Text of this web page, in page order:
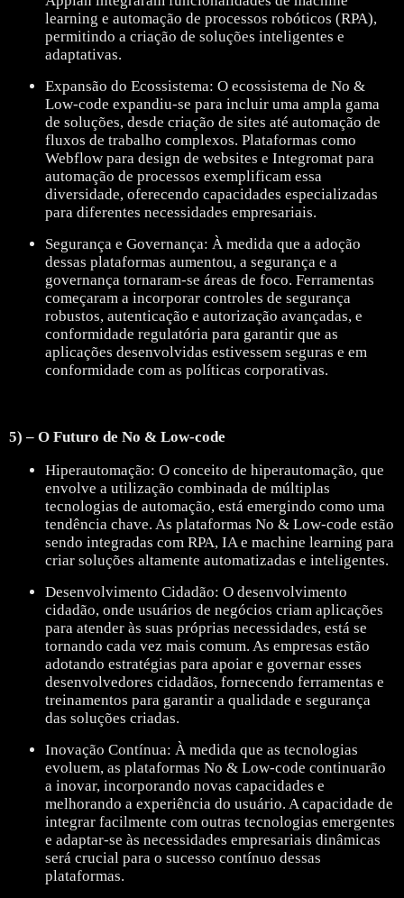
learning e automação de processos robóticos (RPA),
permitindo a criação de soluções inteligentes e
adaptativas.
Expansão do Ecossistema: O ecossistema de No &
Low-code expandiu-se para incluir uma ampla gama
de soluções, desde criação de sites até automação de
fluxos de trabalho complexos. Plataformas como
Webflow para design de websites e Integromat para
automação de processos exemplificam essa
diversidade, oferecendo capacidades especializadas
para diferentes necessidades empresariais.
Segurança e Governança: À medida que a adoção
dessas plataformas aumentou, a segurança e a
governança tornaram-se áreas de foco. Ferramentas
começaram a incorporar controles de segurança
robustos, autenticação e autorização avançadas, e
conformidade regulatória para garantir que as
aplicações desenvolvidas estivessem seguras e em
conformidade com as políticas corporativas.
5) – O Futuro de No & Low-code
Hiperautomação: O conceito de hiperautomação, que
envolve a utilização combinada de múltiplas
tecnologias de automação, está emergindo como uma
tendência chave. As plataformas No & Low-code estão
sendo integradas com RPA, IA e machine learning para
criar soluções altamente automatizadas e inteligentes.
Desenvolvimento Cidadão: O desenvolvimento
cidadão, onde usuários de negócios criam aplicações
para atender às suas próprias necessidades, está se
tornando cada vez mais comum. As empresas estão
adotando estratégias para apoiar e governar esses
desenvolvedores cidadãos, fornecendo ferramentas e
treinamentos para garantir a qualidade e segurança
das soluções criadas.
Inovação Contínua: À medida que as tecnologias
evoluem, as plataformas No & Low-code continuarão
a inovar, incorporando novas capacidades e
melhorando a experiência do usuário. A capacidade de
integrar facilmente com outras tecnologias emergentes
e adaptar-se às necessidades empresariais dinâmicas
será crucial para o sucesso contínuo dessas
plataformas.